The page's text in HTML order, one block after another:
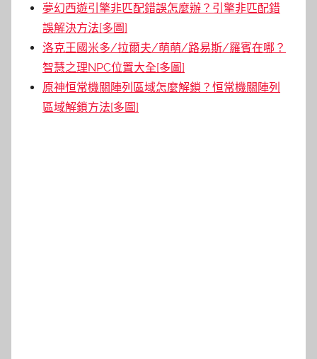
夢幻西遊引擎非匹配錯誤怎麼辦？引擎非匹配錯
誤解決方法[多圖]
洛克王國米多/拉爾夫/萌萌/路易斯/羅賓在哪？
智慧之理NPC位置大全[多圖]
原神恒常機關陣列區域怎麼解鎖？恒常機關陣列
區域解鎖方法[多圖]